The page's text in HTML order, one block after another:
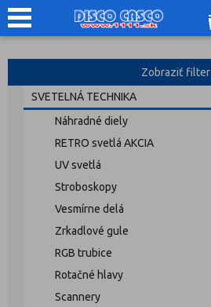
Zobraziť filter
SVETELNÁ TECHNIKA
Náhradné diely
RETRO svetlá AKCIA
UV svetlá
Stroboskopy
Vesmírne delá
Zrkadlové gule
RGB trubice
Rotačné hlavy
Scannery